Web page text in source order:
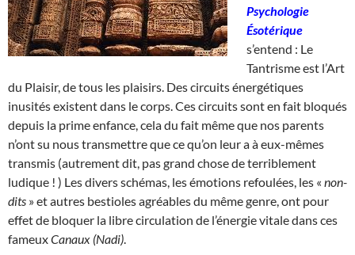
Psychologie
Ésotérique
s’entend : Le
Tantrisme est l’Art
du Plaisir, de tous les plaisirs. Des circuits énergétiques
inusités existent dans le corps. Ces circuits sont en fait bloqués
depuis la prime enfance, cela du fait même que nos parents
n’ont su nous transmettre que ce qu’on leur a à eux-mêmes
transmis (autrement dit, pas grand chose de terriblement
ludique ! ) Les divers schémas, les émotions refoulées, les « non-
dits » et autres bestioles agréables du même genre, ont pour
effet de bloquer la libre circulation de l’énergie vitale dans ces
fameuxCanaux (Nadi)